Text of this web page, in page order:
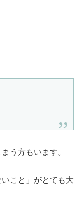
う方もいます。
こと」がとても大